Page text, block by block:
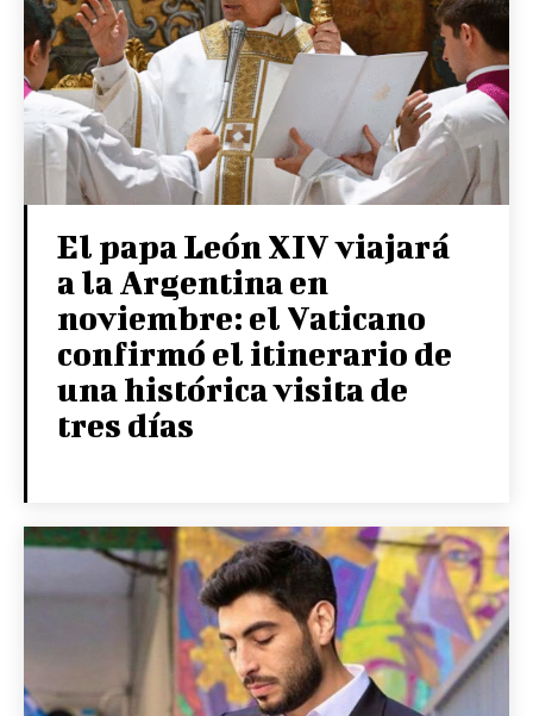
El papa León XIV viajará
a la Argentina en
noviembre: el Vaticano
confirmó el itinerario de
una histórica visita de
tres días